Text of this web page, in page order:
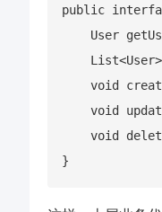
public
User
void
void
void